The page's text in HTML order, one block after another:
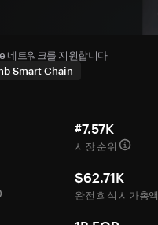
네트워크를 지원합니다
Smart Chain
#7.57K
시장 순위
$62.71K
완전 희석 시가총액